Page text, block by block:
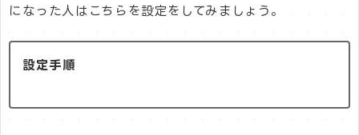
になった人はこちらを設定をしてみましょう。
設定手順